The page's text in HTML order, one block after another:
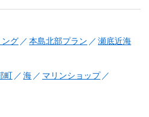
ング 本島北部プラン 瀬底近海
町 海
マリンショップ